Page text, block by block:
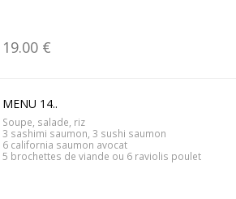
19.00 €
MENU 14..
Soupe, salade, riz
3 sashimi saumon, 3 sushi saumon
6 california saumon avocat
5 brochettes de viande ou 6 raviolis poulet